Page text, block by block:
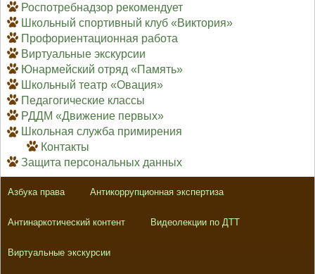
Роспотребнадзор рекомендует
Школьный спортивный клуб «Виктория»
Профориентационная работа
Виртуальные экскурсии
Юнармейский отряд «Память»
Школьный театр «Овация»
Педагогические классы
РДДМ «Движение первых»
Школьная служба примирения
Контакты
Защита персональных данных
Азбука права Антикоррупционная экспертиза
Антинаркотический контент Видеолекции по ДТТ
Виртуальные экскурсии